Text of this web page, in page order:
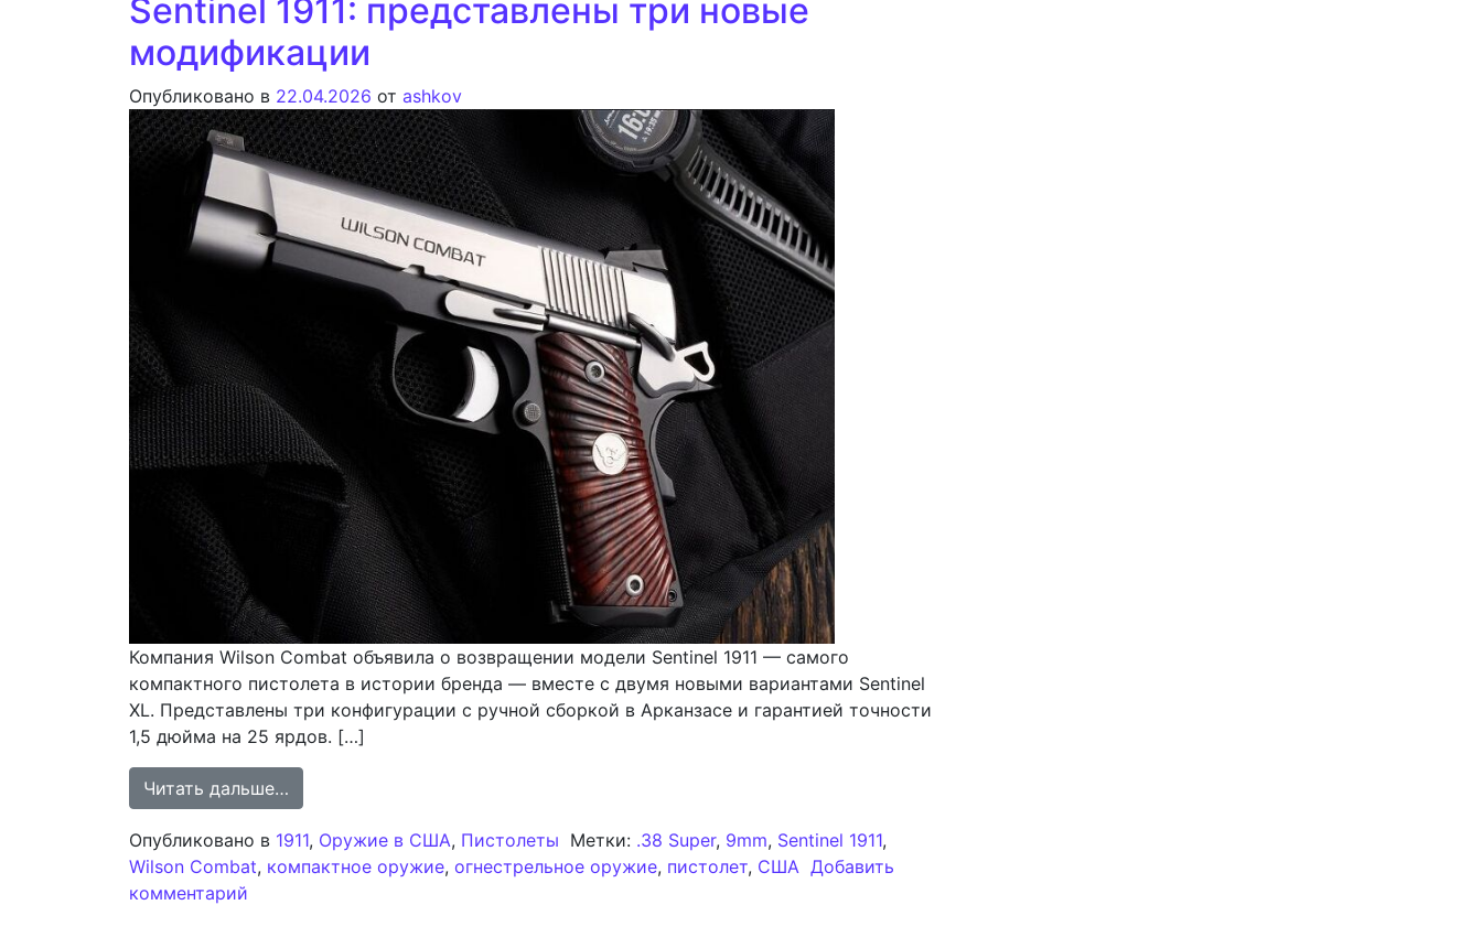
Sentinel 1911: представлены три новые
модификации
Опубликовано в 22.04.2026 от ashkov
Компания Wilson Combat объявила о возвращении модели Sentinel 1911 — самого
компактного пистолета в истории бренда — вместе с двумя новыми вариантами Sentinel
XL. Представлены три конфигурации с ручной сборкой в Арканзасе и гарантией точности
1,5 дюйма на 25 ярдов. […]
Читать дальше…
Опубликовано в 1911, Оружие в США, Пистолеты Метки: .38 Super, 9mm, Sentinel 1911,
Wilson Combat, компактное оружие, огнестрельное оружие, пистолет, США Добавить
комментарий